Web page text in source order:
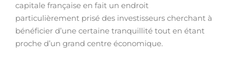
capitale française en fait un endroit
particulièrement prisé des investisseurs cherchant à
bénéficier d’une certaine tranquillité tout en étant
proche d’un grand centre économique.